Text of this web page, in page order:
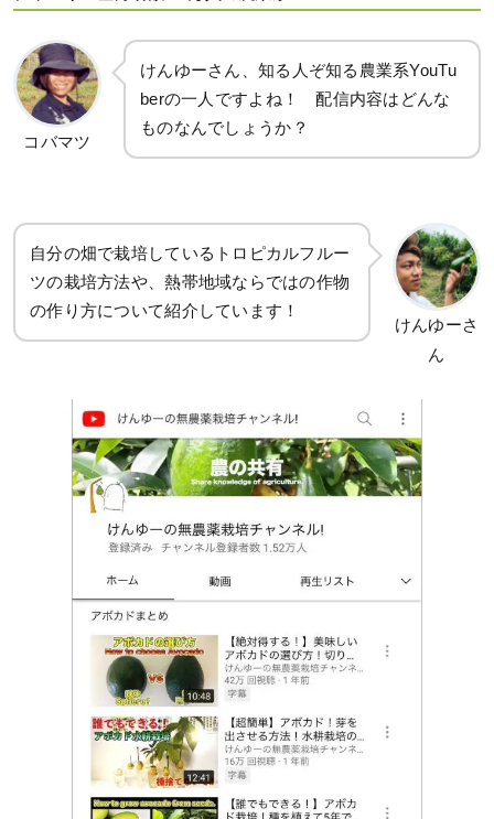
コバマツ
けんゆーさん、知る人ぞ知る農業系YouTu
berの一人ですよね！ 配信内容はどんな
ものなんでしょうか？
自分の畑で栽培しているトロピカルフルー
ツの栽培方法や、熱帯地域ならではの作物
の作り方について紹介しています！
けんゆーさ
ん